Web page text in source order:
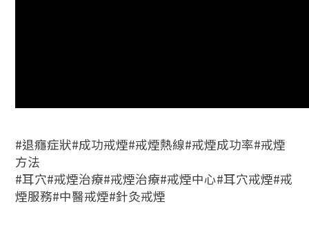
#退癮症狀#成功戒煙#戒煙熱線#戒煙成功率#戒煙
方法
#耳穴#戒煙治療#戒煙治療#戒煙中心#耳穴戒煙#戒
煙服務#中醫戒煙#針灸戒煙